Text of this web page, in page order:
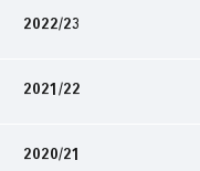
2022/23
2021/22
2020/21